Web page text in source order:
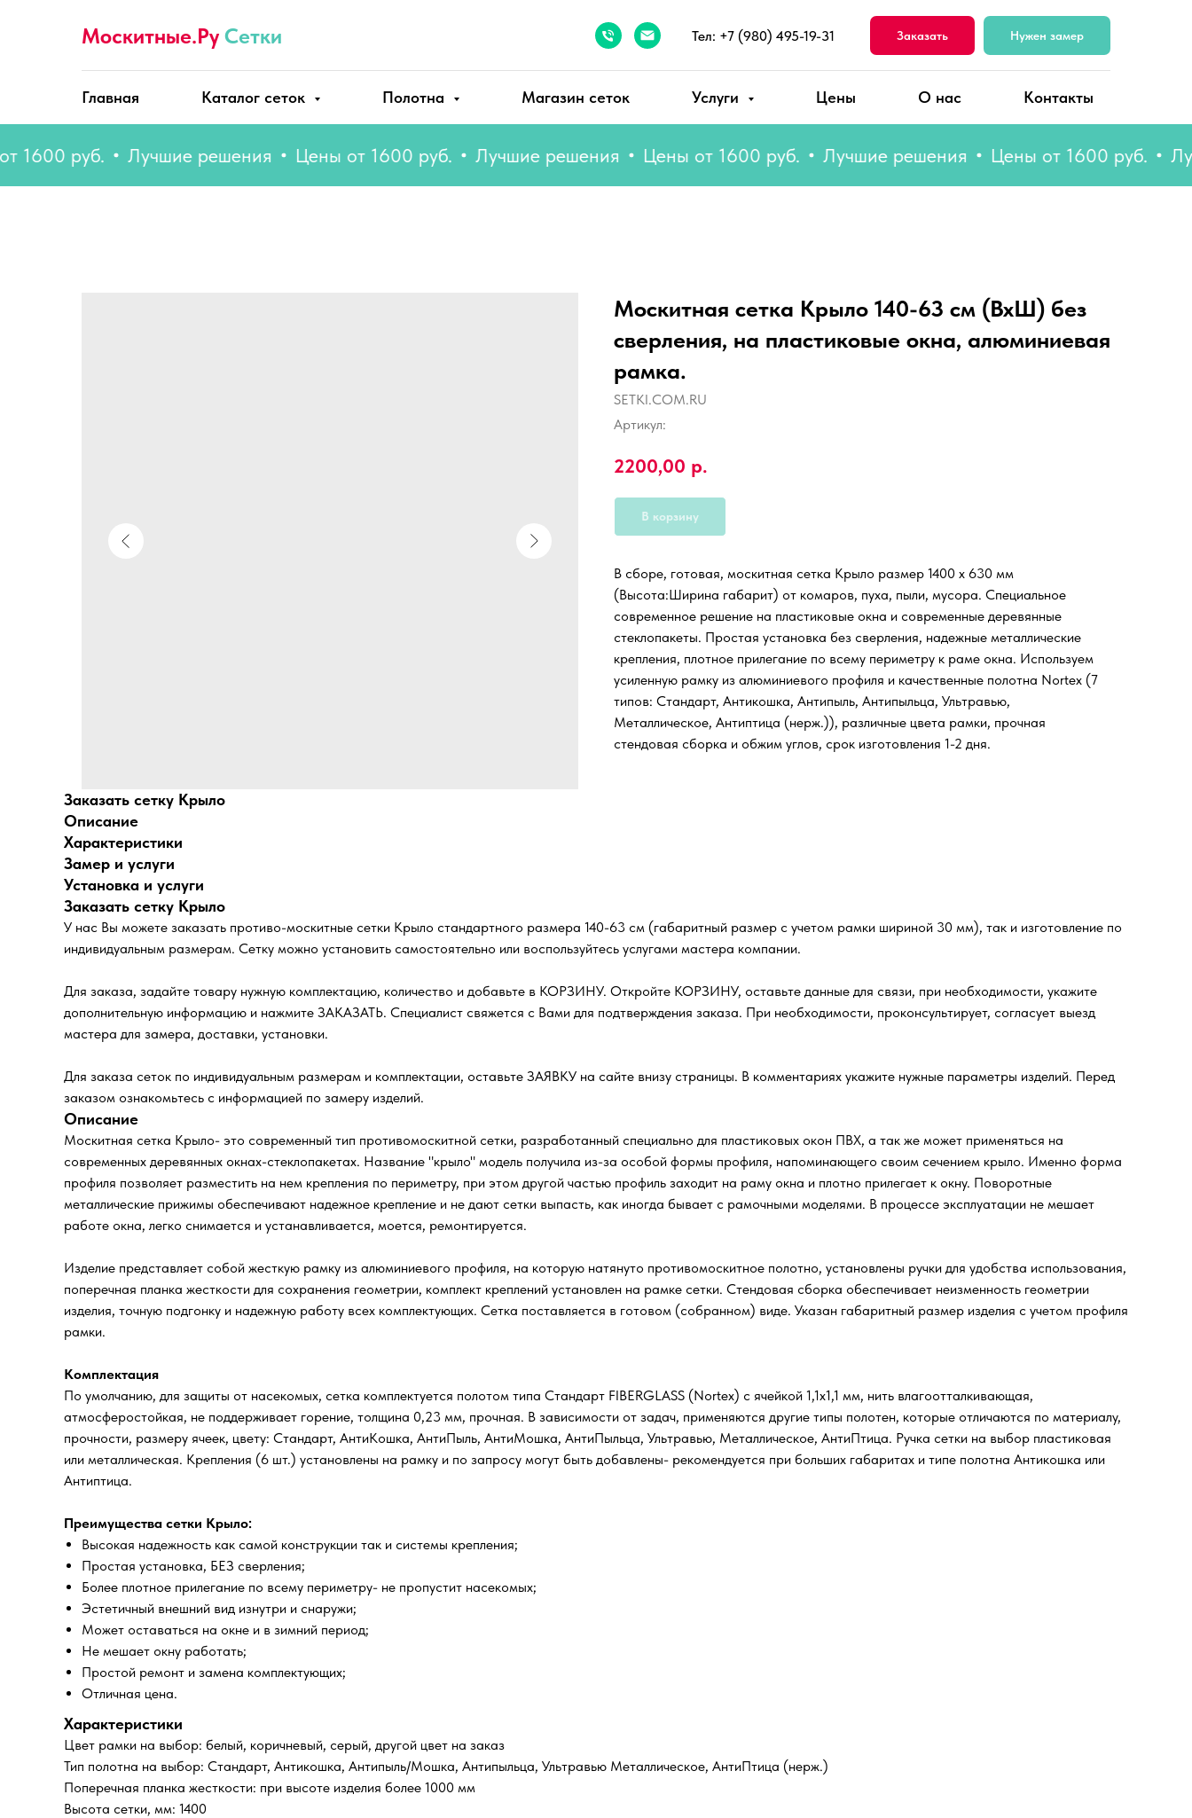
Москитные.Ру Сетки Тел: +7 (980) 495-19-31 Заказать Нужен замер
Главная Каталог сеток Полотна Магазин сеток Услуги Цены О нас Контакты
руб. Лучшие решения Цены от 1600 руб. Лучшие решения Цены от 1600 руб. Лучшие решения Цены от 1600 руб.
Москитная сетка Крыло 140-63 см (ВхШ) без
сверления, на пластиковые окна, алюминиевая
рамка.
SETKI.COM.RU
Артикул:
2200,00 р.
В корзину
В сборе, готовая, москитная сетка Крыло размер 1400 х 630 мм
(Высота:Ширина габарит) от комаров, пуха, пыли, мусора. Специальное
современное решение на пластиковые окна и современные деревянные
стеклопакеты. Простая установка без сверления, надежные металлические
крепления, плотное прилегание по всему периметру к раме окна. Используем
усиленную рамку из алюминиевого профиля и качественные полотна Nortex (7
типов: Стандарт, Антикошка, Антипыль, Антипыльца, Ультравью,
Металлическое, Антиптица (нерж.)), различные цвета рамки, прочная
стендовая сборка и обжим углов, срок изготовления 1-2 дня.
Заказать сетку Крыло
Описание
Характеристики
Замер и услуги
Установка и услуги
Заказать сетку Крыло
У нас Вы можете заказать противо-москитные сетки Крыло стандартного размера 140-63 см (габаритный размер с учетом рамки шириной 30 мм), так и изготовление по
индивидуальным размерам. Сетку можно установить самостоятельно или воспользуйтесь услугами мастера компании.
Для заказа, задайте товару нужную комплектацию, количество и добавьте в КОРЗИНУ. Откройте КОРЗИНУ, оставьте данные для связи, при необходимости, укажите
дополнительную информацию и нажмите ЗАКАЗАТЬ. Специалист свяжется с Вами для подтверждения заказа. При необходимости, проконсультирует, согласует выезд
мастера для замера, доставки, установки.
Для заказа сеток по индивидуальным размерам и комплектации, оставьте ЗАЯВКУ на сайте внизу страницы. В комментариях укажите нужные параметры изделий. Перед
заказом ознакомьтесь с информацией по замеру изделий.
Описание
Москитная сетка Крыло- это современный тип противомоскитной сетки, разработанный специально для пластиковых окон ПВХ, а так же может применяться на
современных деревянных окнах-стеклопакетах. Название "крыло" модель получила из-за особой формы профиля, напоминающего своим сечением крыло. Именно форма
профиля позволяет разместить на нем крепления по периметру, при этом другой частью профиль заходит на раму окна и плотно прилегает к окну. Поворотные
металлические прижимы обеспечивают надежное крепление и не дают сетки выпасть, как иногда бывает с рамочными моделями. В процессе эксплуатации не мешает
работе окна, легко снимается и устанавливается, моется, ремонтируется.
Изделие представляет собой жесткую рамку из алюминиевого профиля, на которую натянуто противомоскитное полотно, установлены ручки для удобства использования,
поперечная планка жесткости для сохранения геометрии, комплект креплений установлен на рамке сетки. Стендовая сборка обеспечивает неизменность геометрии
изделия, точную подгонку и надежную работу всех комплектующих. Сетка поставляется в готовом (собранном) виде. Указан габаритный размер изделия с учетом профиля
рамки.
Комплектация
По умолчанию, для защиты от насекомых, сетка комплектуется полотом типа Стандарт FIBERGLASS (Nortex) с ячейкой 1,1х1,1 мм, нить влагоотталкивающая,
атмосферостойкая, не поддерживает горение, толщина 0,23 мм, прочная. В зависимости от задач, применяются другие типы полотен, которые отличаются по материалу,
прочности, размеру ячеек, цвету: Стандарт, АнтиКошка, АнтиПыль, АнтиМошка, АнтиПыльца, Ультравью, Металлическое, АнтиПтица. Ручка сетки на выбор пластиковая
или металлическая. Крепления (6 шт.) установлены на рамку и по запросу могут быть добавлены- рекомендуется при больших габаритах и типе полотна Антикошка или
Антиптица.
Преимущества сетки Крыло:
Высокая надежность как самой конструкции так и системы крепления;
Простая установка, БЕЗ сверления;
Более плотное прилегание по всему периметру- не пропустит насекомых;
Эстетичный внешний вид изнутри и снаружи;
Может оставаться на окне и в зимний период;
Не мешает окну работать;
Простой ремонт и замена комплектующих;
Отличная цена.
Характеристики
Цвет рамки на выбор: белый, коричневый, серый, другой цвет на заказ
Тип полотна на выбор: Стандарт, Антикошка, Антипыль/Мошка, Антипыльца, Ультравью Металлическое, АнтиПтица (нерж.)
Поперечная планка жесткости: при высоте изделия более 1000 мм
Высота сетки, мм: 1400